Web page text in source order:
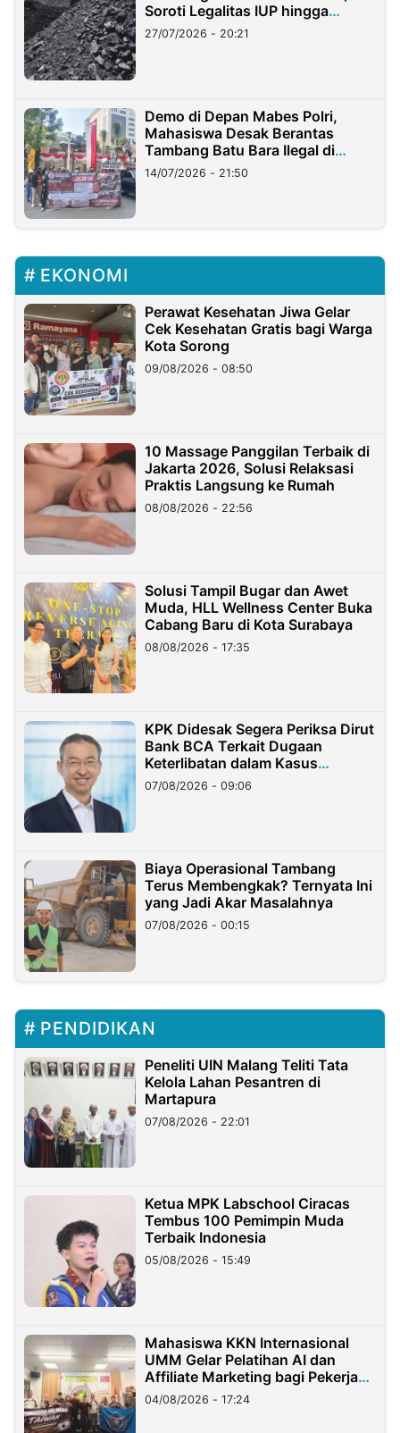
Soroti Legalitas IUP hingga
Stockpile
27/07/2026 - 20:21
Demo di Depan Mabes Polri,
Mahasiswa Desak Berantas
Tambang Batu Bara Ilegal di
Lampung
14/07/2026 - 21:50
EKONOMI
Perawat Kesehatan Jiwa Gelar
Cek Kesehatan Gratis bagi Warga
Kota Sorong
09/08/2026 - 08:50
10 Massage Panggilan Terbaik di
Jakarta 2026, Solusi Relaksasi
Praktis Langsung ke Rumah
08/08/2026 - 22:56
Solusi Tampil Bugar dan Awet
Muda, HLL Wellness Center Buka
Cabang Baru di Kota Surabaya
08/08/2026 - 17:35
KPK Didesak Segera Periksa Dirut
Bank BCA Terkait Dugaan
Keterlibatan dalam Kasus
Hilangnya Dana Nasabah Rp2,58
Miliar
07/08/2026 - 09:06
Biaya Operasional Tambang
Terus Membengkak? Ternyata Ini
yang Jadi Akar Masalahnya
07/08/2026 - 00:15
PENDIDIKAN
Peneliti UIN Malang Teliti Tata
Kelola Lahan Pesantren di
Martapura
07/08/2026 - 22:01
Ketua MPK Labschool Ciracas
Tembus 100 Pemimpin Muda
Terbaik Indonesia
05/08/2026 - 15:49
Mahasiswa KKN Internasional
UMM Gelar Pelatihan AI dan
Affiliate Marketing bagi Pekerja
Migran Indonesia di Taiwan
04/08/2026 - 17:24